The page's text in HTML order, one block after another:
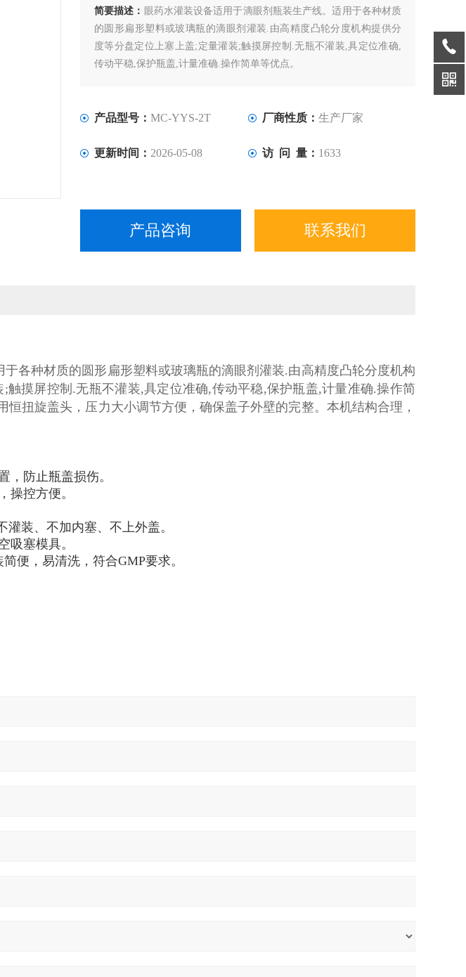
简要描述： 眼药水灌装设备适用于滴眼剂瓶装生产线。适用于各种材质
的圆形扁形塑料或玻璃瓶的滴眼剂灌装.由高精度凸轮分度机构提供分
度等分盘定位上塞上盖;定量灌装;触摸屏控制.无瓶不灌装,具定位准确,
传动平稳,保护瓶盖,计量准确.操作简单等优点。
产品型号： MC-YYS-2T 厂商性质： 生产厂家
更新时间： 2026-05-08 访 问 量： 1633
产品咨询 联系我们
各种材质的圆形扁形塑料或玻璃瓶的滴眼剂灌装.由高精度凸轮分度机构
触摸屏控制.无瓶不灌装,具定位准确,传动平稳,保护瓶盖,计量准确.操作简
恒扭旋盖头，压力大小调节方便，确保盖子外壁的完整。本机结构合理，
，防止瓶盖损伤。
操控方便。
装、不加内塞、不上外盖。
吸塞模具。
便，易清洗，符合GMP要求。